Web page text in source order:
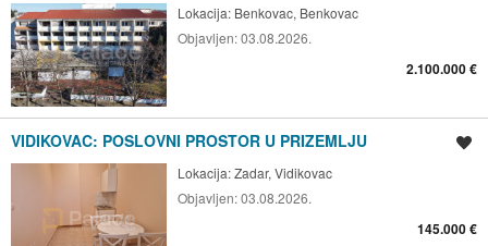
Lokacija: Benkovac, Benkovac
Objavljen:03.08.2026.
2.100.000 €
VIDIKOVAC: POSLOVNI PROSTOR U PRIZEMLJU
Lokacija:Zadar, Vidikovac
Objavljen:03.08.2026.
145.000 €